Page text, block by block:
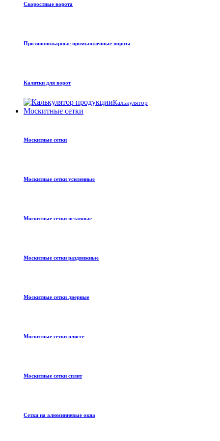
Скоростные ворота
Противопожарные промышленные ворота
Калитки для ворот
Калькулятор
Москитные сетки
Москитные сетки
Москитные сетки усиленные
Москитные сетки вставные
Москитные сетки раздвижные
Москитные сетки дверные
Москитные сетки плиссе
Москитные сетки сплит
Сетки на алюминиевые окна